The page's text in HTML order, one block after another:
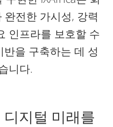
전한 가시성, 강력
인프라를 보호할 수
을 구축하는 데 성
니다.
지털 미래를